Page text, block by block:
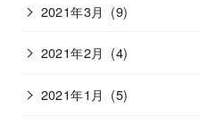
2021年3月 (9)
2021年2月 (4)
2021年1月 (5)